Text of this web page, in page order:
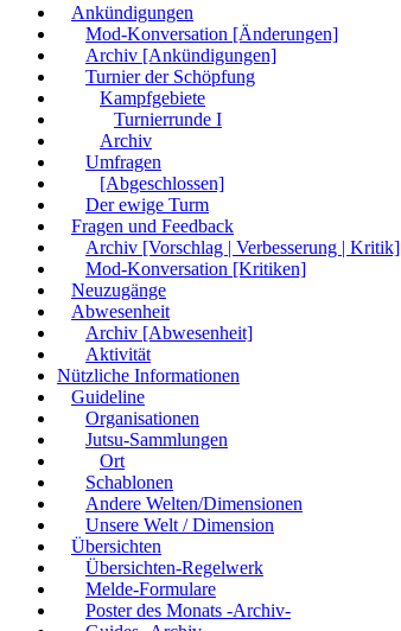
Ankündigungen
Mod-Konversation [Änderungen]
Archiv [Ankündigungen]
Turnier der Schöpfung
Kampfgebiete
Turnierrunde I
Archiv
Umfragen
[Abgeschlossen]
Der ewige Turm
Fragen und Feedback
Archiv [Vorschlag | Verbesserung | Kritik]
Mod-Konversation [Kritiken]
Neuzugänge
Abwesenheit
Archiv [Abwesenheit]
Aktivität
Nützliche Informationen
Guideline
Organisationen
Jutsu-Sammlungen
Ort
Schablonen
Andere Welten/Dimensionen
Unsere Welt / Dimension
Übersichten
Übersichten-Regelwerk
Melde-Formulare
Poster des Monats -Archiv-